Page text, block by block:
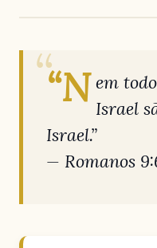
“N em
Israel
Israel.”
— Romanos